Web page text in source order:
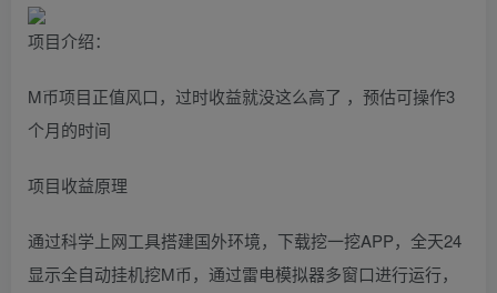
项目介绍：
M币项目正值风口，过时收益就没这么高了 ，预估可操作3
个月的时间
项目收益原理
通过科学上网工具搭建国外环境，下载挖一挖APP，全天24
显示全自动挂机挖M币，通过雷电模拟器多窗口进行运行，